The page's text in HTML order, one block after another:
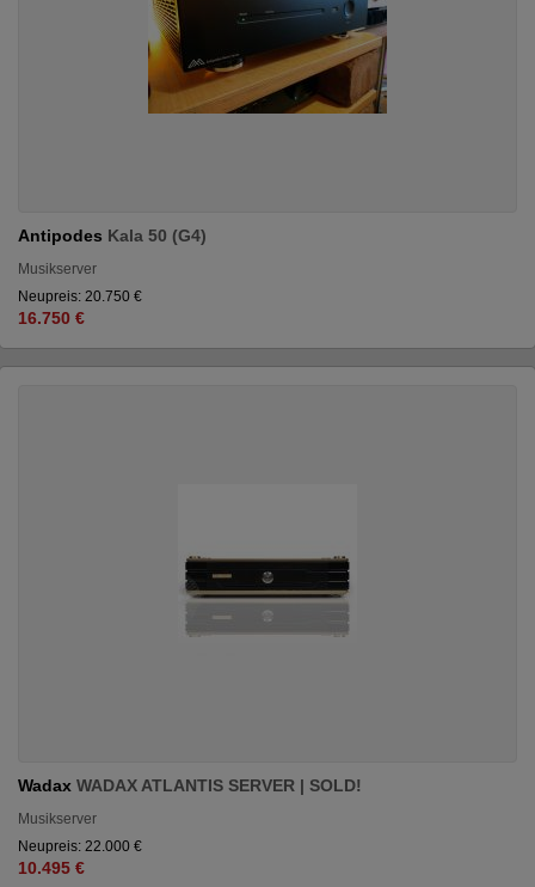
Antipodes Kala 50 (G4)
Musikserver
Neupreis: 20.750 €
16.750 €
Wadax WADAX ATLANTIS SERVER | SOLD!
Musikserver
Neupreis: 22.000 €
10.495 €